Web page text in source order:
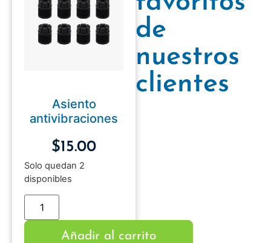
Asiento
antivibraciones
$15.00
Solo quedan 2
disponibles
Añadir al carrito
de
nuestros
clientes